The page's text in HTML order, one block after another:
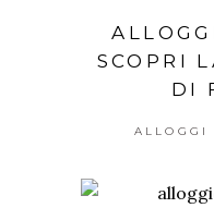
SCOPRI
DI
ALLOGGI